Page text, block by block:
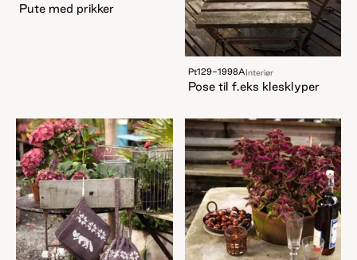
Pute med prikker
Pt129-1998AInteriør
Pose til f.eks klesklyper